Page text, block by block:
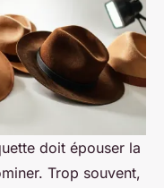
doit épouser la
Trop souvent,